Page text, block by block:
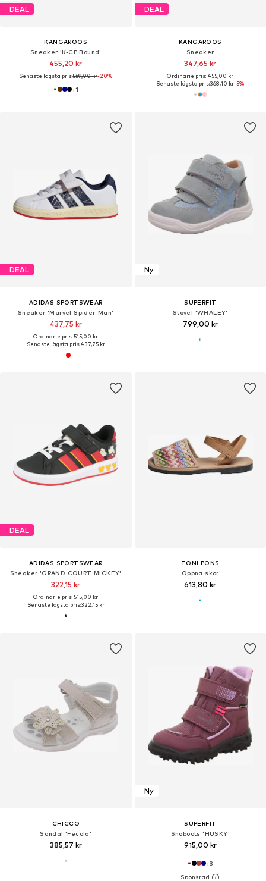
DEAL
KANGAROOS
Sneaker 'K-CP Bound'
455,20 kr
Senaste lägsta pris:569,00 kr-20%
+1
DEAL
KANGAROOS
Sneaker
347,65 kr
Ordinarie pris: 455,00 kr
Senaste lägsta pris:368,10 kr-5%
DEAL
ADIDAS SPORTSWEAR
Sneaker 'Marvel Spider-Man'
437,75 kr
Ordinarie pris: 515,00 kr
Senaste lägsta pris:437,75 kr
Ny
SUPERFIT
Stövel 'WHALEY'
799,00 kr
DEAL
ADIDAS SPORTSWEAR
Sneaker 'GRAND COURT MICKEY'
322,15 kr
Ordinarie pris: 515,00 kr
Senaste lägsta pris:322,15 kr
TONI PONS
Öppna skor
613,80 kr
CHICCO
Sandal 'Fecola'
385,57 kr
Ny
SUPERFIT
Snöboots 'HUSKY'
915,00 kr
+3